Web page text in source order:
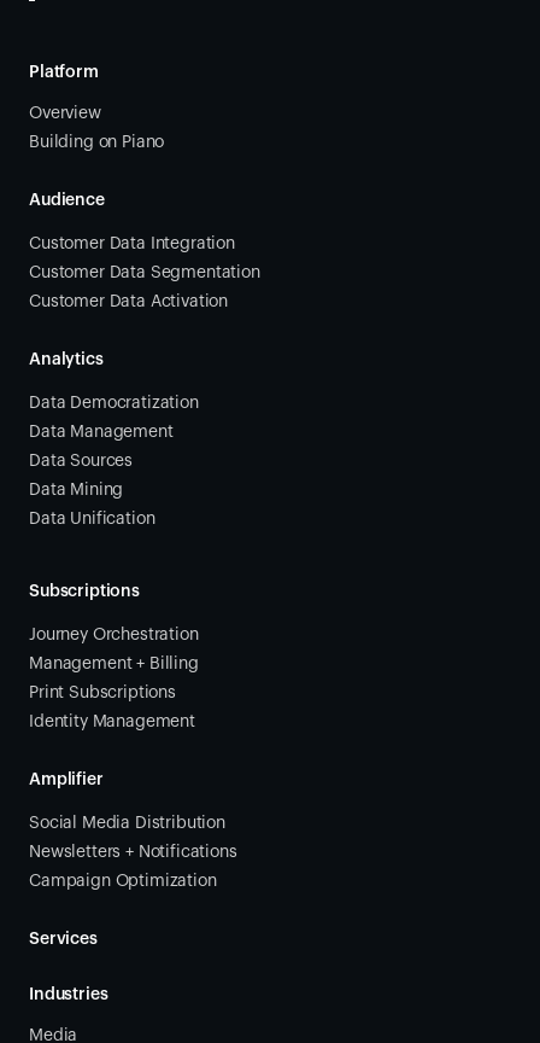
Platform
Overview
Building on Piano
Audience
Customer Data Integration
Customer Data Segmentation
Customer Data Activation
Analytics
Data Democratization
Data Management
Data Sources
Data Mining
Data Unification
Subscriptions
Journey Orchestration
Management + Billing
Print Subscriptions
Identity Management
Amplifier
Social Media Distribution
Newsletters + Notifications
Campaign Optimization
Services
Industries
Media